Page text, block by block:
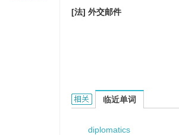
[法] 外交邮件
diplomatic mail的相关资料：
临近单词
diplomatics